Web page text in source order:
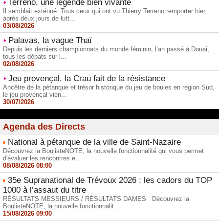
Terreno, une légende bien vivante
Il semblait exténué. Tous ceux qui ont vu Thierry Terreno remporter hier,
après deux jours de lutt...
03/08/2026
Palavas, la vague Thaï
Depuis les derniers championnats du monde féminin, l’an passé à Douai,
tous les débats sur l...
02/08/2026
Jeu provençal, la Crau fait de la résistance
Ancêtre de la pétanque et trésor historique du jeu de boules en région Sud,
le jeu provençal vien...
30/07/2026
Agenda des Directs
National à pétanque de la ville de Saint-Nazaire
Découvrez la BoulisteNOTE, la nouvelle fonctionnalité qui vous permet
d'évaluer les rencontres e...
08/08/2026 08:00
35e Supranational de Trévoux 2026 : les cadors du TOP
1000 à l’assaut du titre
RÉSULTATS MESSIEURS / RÉSULTATS DAMES Découvrez la
BoulisteNOTE, la nouvelle fonctionnalit...
15/08/2026 09:00